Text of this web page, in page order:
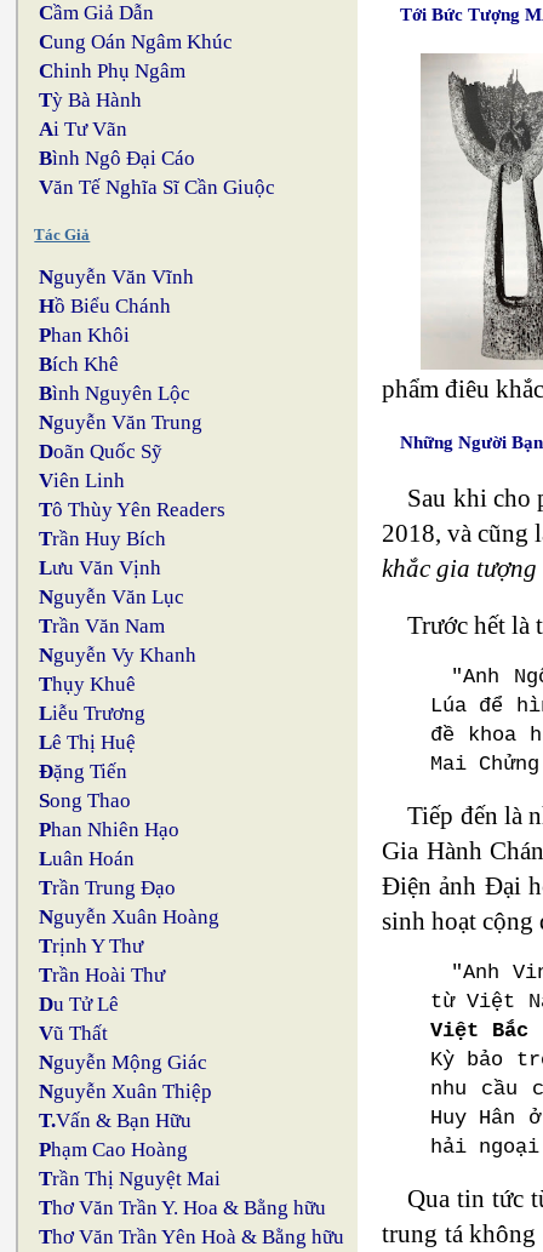
Cầm Giả Dẫn
Cung Oán Ngâm Khúc
Chinh Phụ Ngâm
Tỳ Bà Hành
Ai Tư Vãn
Bình Ngô Đại Cáo
Văn Tế Nghĩa Sĩ Cần Giuộc
Tác Giả
Nguyễn Văn Vĩnh
Hồ Biểu Chánh
Phan Khôi
Bích Khê
Bình Nguyên Lộc
Nguyễn Văn Trung
Doãn Quốc Sỹ
Viên Linh
Tô Thùy Yên Readers
Trần Huy Bích
Lưu Văn Vịnh
Nguyễn Văn Lục
Trần Văn Nam
Nguyễn Vy Khanh
Thụy Khuê
Liễu Trương
Lê Thị Huệ
Đặng Tiến
Song Thao
Phan Nhiên Hạo
Luân Hoán
Trần Trung Đạo
Nguyễn Xuân Hoàng
Trịnh Y Thư
Trần Hoài Thư
Du Tử Lê
Vũ Thất
Nguyễn Mộng Giác
Nguyễn Xuân Thiệp
T.Vấn & Bạn Hữu
Phạm Cao Hoàng
Trần Thị Nguyệt Mai
Thơ Văn Trần Y. Hoa & Bằng hữu
Thơ Văn Trần Yên Hoà & Bằng hữu
Tới Bức Tượng
phẩm điêu
Những Người
Sau khi cho
2018, và cũng
khắc gia
Trước hết là
"Anh
Lúa để
đề khoa
Mai
Tiếp đến là
Gia Hành
Điện ảnh Đại
sinh hoạt
"Anh
từ Việt
Việt Bắc
Kỳ bảo
nhu cầu
Huy Hân
hải
Qua tin tức
trung tá